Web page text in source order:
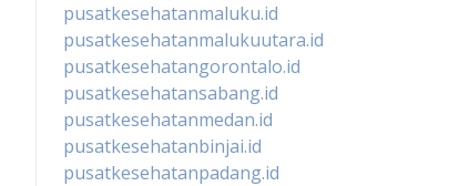
pusatkesehatanmaluku.id
pusatkesehatanmalukuutara.id
pusatkesehatangorontalo.id
pusatkesehatansabang.id
pusatkesehatanmedan.id
pusatkesehatanbinjai.id
pusatkesehatanpadang.id